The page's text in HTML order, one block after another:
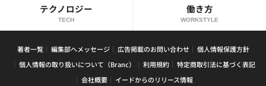
テクノロジー
TECH
働き方
WORKSTYLE
著者一覧 編集部へメッセージ 広告掲載のお問い合わせ
個人情報保護方針
個人情報の取り扱いについて（Branc）
利用規約
特定商取引法に基づく表記
会社概要
イードからのリリース情報